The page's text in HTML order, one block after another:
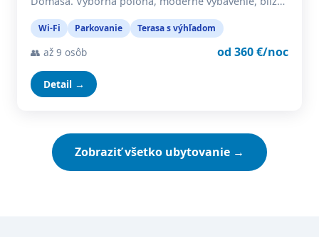
Wi-Fi Parkovanie Terasa s výhľadom
👥 až 9 osôb od 360 €/noc
Detail →
Zobraziť všetko ubytovanie →